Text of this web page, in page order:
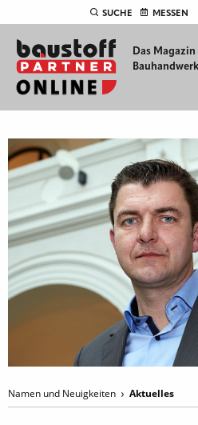
SUCHE MESSEN
Das
Bauhandwerk
Namen und Neuigkeiten Aktuelles